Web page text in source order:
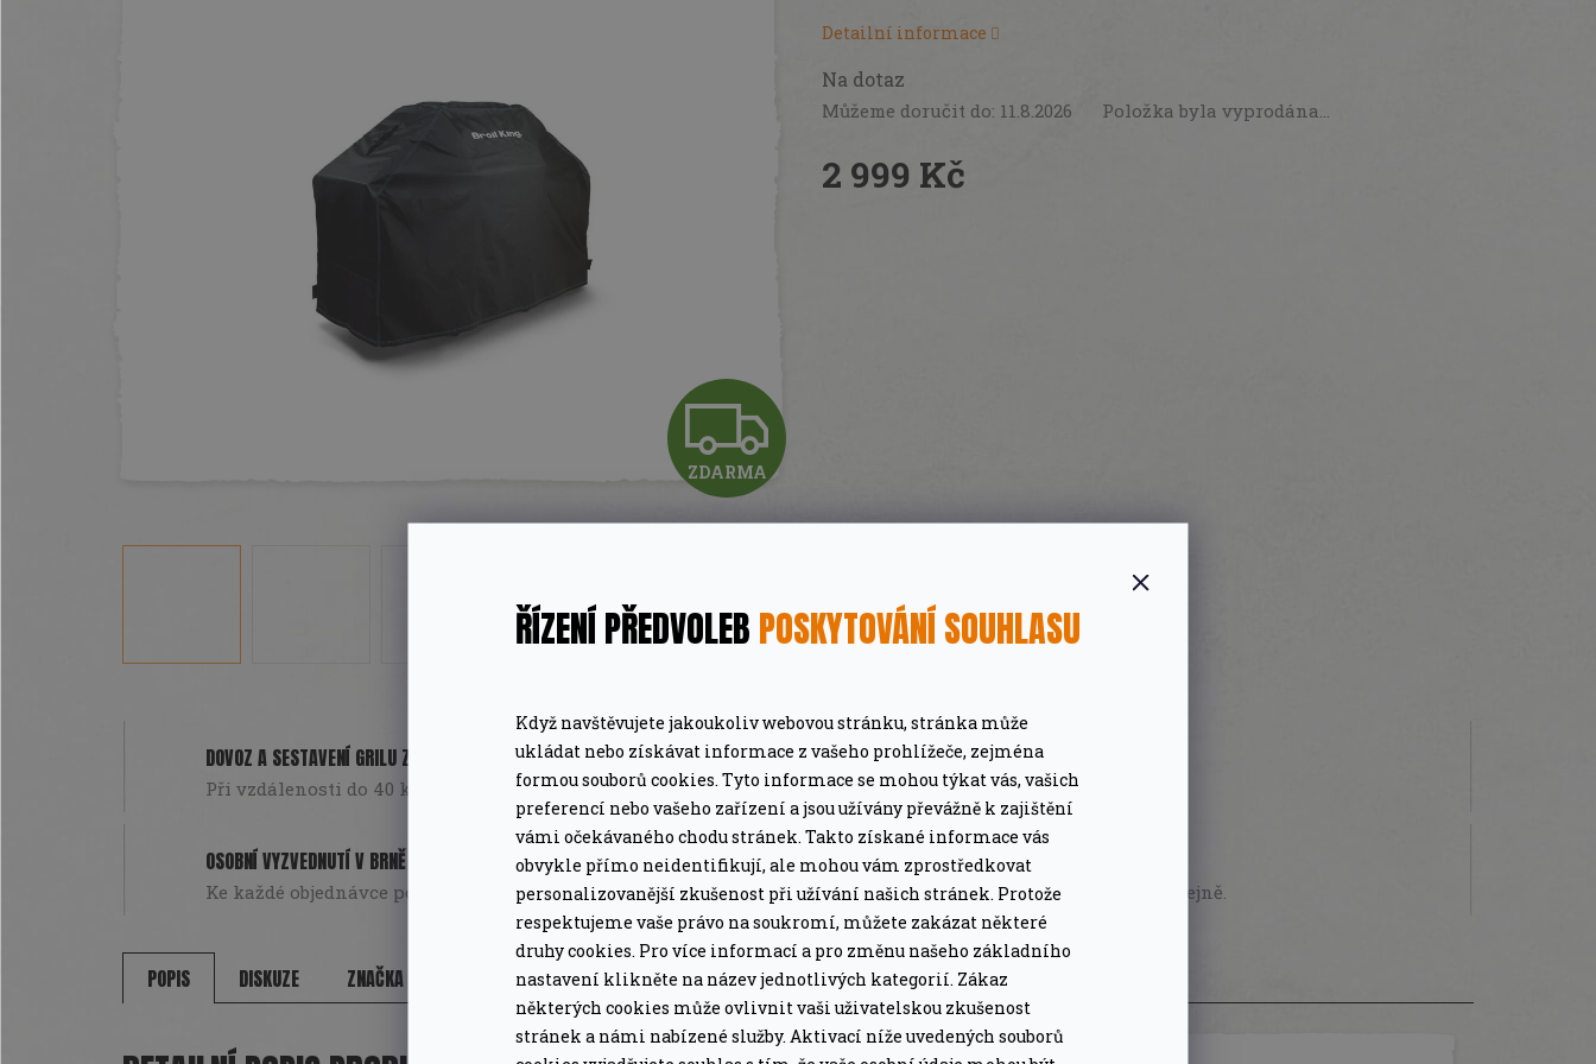
ŘÍZENÍ PŘEDVOLEB POSKYTOVÁNÍ SOUHLASU
Když navštěvujete jakoukoliv webovou stránku, stránka může
ukládat nebo získávat informace z vašeho prohlížeče, zejména
formou souborů cookies. Tyto informace se mohou týkat vás, vašich
preferencí nebo vašeho zařízení a jsou užívány převážně k zajištění
vámi očekávaného chodu stránek. Takto získané informace vás
obvykle přímo neidentifikují, ale mohou vám zprostředkovat
personalizovanější zkušenost při užívání našich stránek. Protože
respektujeme vaše právo na soukromí, můžete zakázat některé
druhy cookies. Pro více informací a pro změnu našeho základního
nastavení klikněte na název jednotlivých kategorií. Zákaz
některých cookies může ovlivnit vaši uživatelskou zkušenost
stránek a námi nabízené služby. Aktivací níže uvedených souborů
Z
D
A
M
A
ZDARMA
2 999 Kč
Na dotaz
Můžeme doručit do: 11.8.2026 Položka byla vyprodána…
Detailní informace
DOVOZ A SESTAVENÍ GRILU ZDARMA
Při vzdálenosti do 40 km od Brna. Pouze pro grily nad 15 tis. Kč.
MÁTE DOPRAVU ZDARMA
Při objednávce nad 2 000 Kč
OSOBNÍ VYZVEDNUTÍ V BRNĚ
Ke každé objednávce poukázka na další nákup jako dárek
PROFESIONÁLNÍ PORADENSTVÍ
Poradíme online i osobně na prodejně.
POPIS DISKUZE ZNAČKA